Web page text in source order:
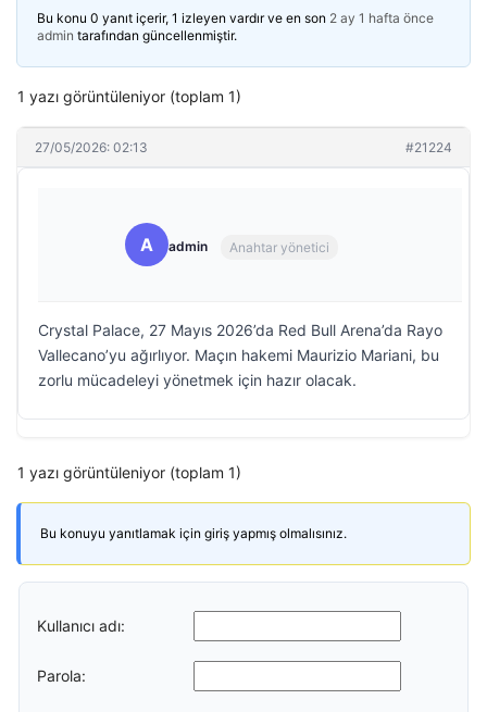
Bu konu 0 yanıt içerir, 1 izleyen vardır ve en son 2 ay 1 hafta önce
admin tarafından güncellenmiştir.
1 yazı görüntüleniyor (toplam 1)
27/05/2026: 02:13 #21224
A admin Anahtar yönetici
Crystal Palace, 27 Mayıs 2026’da Red Bull Arena’da Rayo
Vallecano’yu ağırlıyor. Maçın hakemi Maurizio Mariani, bu
zorlu mücadeleyi yönetmek için hazır olacak.
1 yazı görüntüleniyor (toplam 1)
Bu konuyu yanıtlamak için giriş yapmış olmalısınız.
Kullanıcı adı:
Parola: